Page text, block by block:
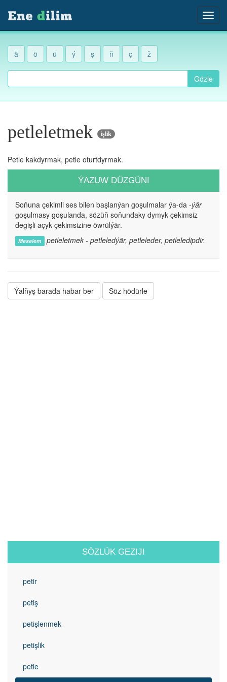
ä ö ü ý ş ň ç ž
Gözle
petleletmek işlik
Petle kakdyrmak, petle oturtdyrmak.
ÝAZUW DÜZGÜNI
Soňuna çekimli ses bilen başlanýan goşulmalar ýa-da -ýär
goşulmasy goşulanda, sözüň soňundaky dymyk çekimsiz
degişli açyk çekimsizine öwrülýär.
Meselem petleletmek - petleledýär, petleleder, petleledipdir.
Ýalňyş barada habar ber Söz hödürle
SÖZLÜK GEZIJI
petir
petiş
petişlenmek
petişlik
petle